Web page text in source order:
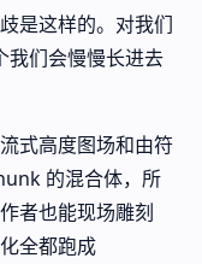
是这样的。对我们
我们会慢慢长进去
式高度图场和由符
的混合体，所
者也能现场雕刻
全都跑成